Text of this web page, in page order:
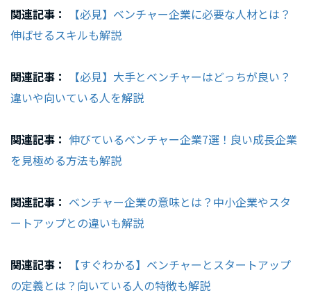
関連記事：
【必見】ベンチャー企業に必要な人材とは？
伸ばせるスキルも解説
関連記事：
【必見】大手とベンチャーはどっちが良い？
違いや向いている人を解説
関連記事： 伸びているベンチャー企業7選！良い成長企業
を見極める方法も解説
関連記事： ベンチャー企業の意味とは？中小企業やスタ
ートアップとの違いも解説
関連記事：
【すぐわかる】ベンチャーとスタートアップ
の定義とは？向いている人の特徴も解説